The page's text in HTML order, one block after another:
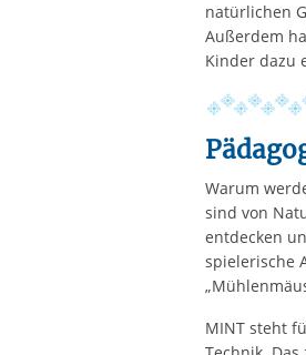
natürlichen
Außerdem
Kinder dazu
Warum
sind von
entdecken
spielerische
MINT steht